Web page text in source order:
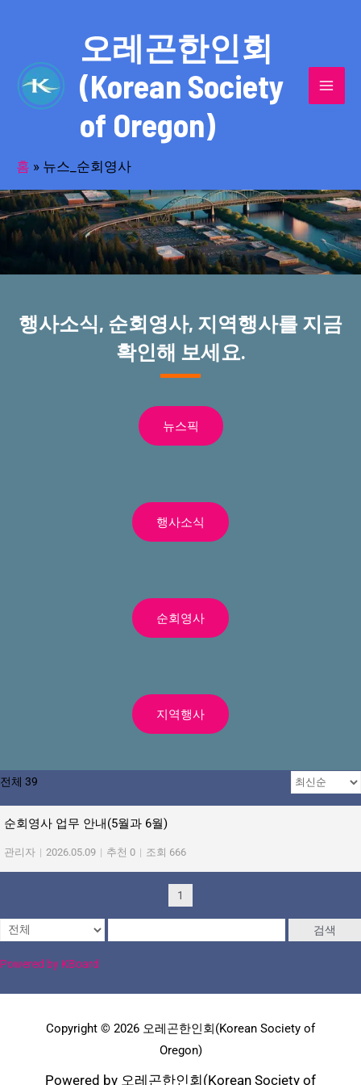
오레곤한인회
(Korean Society
of Oregon)
홈 » 뉴스_순회영사
반세기의 세월을 품고 동포사회를 섬겨온
오레곤한인회!
행사소식, 순회영사, 지역행사를 지금
확인해 보세요.
뉴스픽
행사소식
순회영사
지역행사
전체 39
순회영사 업무 안내(5월과 6월)
관리자 | 2026.05.09 | 추천 0 | 조회 666
1
검색
Powered by KBoard
Copyright © 2026 오레곤한인회(Korean Society of
Oregon)
Powered by 오레곤한인회(Korean Society of